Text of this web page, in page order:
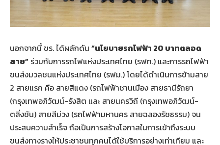
นอกจากนี้ ขร. ได้ผลักดัน “นโยบายรถไฟฟ้า 20 บาทตลอด
สาย” ร่วมกับการรถไฟแห่งประเทศไทย (รฟท.) และการรถไฟฟ้า
ขนส่งมวลชนแห่งประเทศไทย (รฟม.) โดยได้ดำเนินการข้ามสาย
2 สายแรก คือ สายสีแดง (รถไฟฟ้าชานเมือง สายธานีรัถยา
(กรุงเทพอภิวัฒน์-รังสิต และ สายนครวิถี (กรุงเทพอภิวัฒน์-
ตลิ่งชัน) สายสีม่วง (รถไฟฟ้ามหานคร สายฉลองรัชธรรม) จน
ประสบความสำเร็จ ถือเป็นการสร้างโอกาสในการเข้าถึงระบบ
ขนส่งทางรางให้ประชาชนทุกคนได้ใช้บริการอย่างเท่าเทียม และ